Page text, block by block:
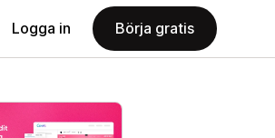
Logga in Börja gratis